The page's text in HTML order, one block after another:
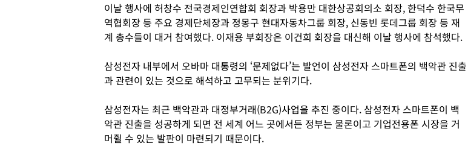
이날 행사에 허창수 전국경제인연합회 회장과 박용만 대한상공회의소 회장, 한덕수 한국무
역협회장 등 주요 경제단체장과 정몽구 현대자동차그룹 회장, 신동빈 롯데그룹 회장 등 재
계 총수들이 대거 참여했다. 이재용 부회장은 이건희 회장을 대신해 이날 행사에 참석했다.
삼성전자 내부에서 오바마 대통령의 ‘문제없다’는 발언이 삼성전자 스마트폰의 백악관 진출
과 관련이 있는 것으로 해석하고 고무되는 분위기다.
삼성전자는 최근 백악관과 대정부거래(B2G)사업을 추진 중이다. 삼성전자 스마트폰이 백
악관 진출을 성공하게 되면 전 세계 어느 곳에서든 정부는 물론이고 기업전용폰 시장을 거
머쥘 수 있는 발판이 마련되기 때문이다.